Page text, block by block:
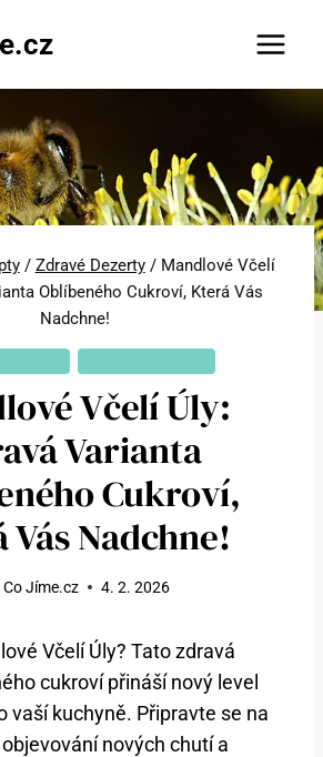
/ Zdravé Dezerty / Mandlové Včelí
Oblíbeného Cukroví, Která Vás
Nadchne!
Včelí Úly:
Varianta
Cukroví,
Vás Nadchne!
Co Jíme.cz 4. 2. 2026
Včelí Úly? Tato zdravá
cukroví přináší nový level
vaší kuchyně. Připravte se na
nových chutí a